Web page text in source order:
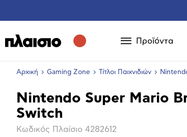
Προϊόντα
Αρχική Gaming Zone Τίτλοι Παιχνιδιών
Βασικά
χαρακτηριστικά
Nintendo Super Mario
Switch
Κωδικός Πλαίσιο 4282612